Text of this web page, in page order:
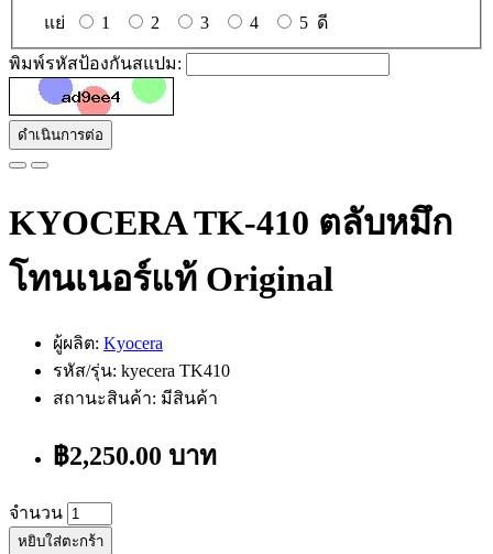
แย่ 1 2 3 4 5 ดี
พิมพ์รหัสป้องกันสแปม:
ดำเนินการต่อ
KYOCERA TK-410 ตลับหมึก
โทนเนอร์แท้ Original
ผู้ผลิต: Kyocera
รหัส/รุ่น: kyecera TK410
สถานะสินค้า: มีสินค้า
฿2,250.00 บาท
จำนวน
หยิบใส่ตะกร้า